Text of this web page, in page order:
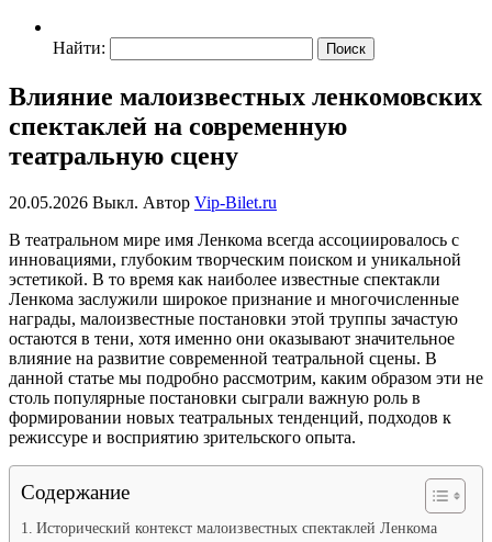
Найти:
Влияние малоизвестных ленкомовских
спектаклей на современную
театральную сцену
20.05.2026 Выкл. Автор Vip-Bilet.ru
В театральном мире имя Ленкома всегда ассоциировалось с
инновациями, глубоким творческим поиском и уникальной
эстетикой. В то время как наиболее известные спектакли
Ленкома заслужили широкое признание и многочисленные
награды, малоизвестные постановки этой труппы зачастую
остаются в тени, хотя именно они оказывают значительное
влияние на развитие современной театральной сцены. В
данной статье мы подробно рассмотрим, каким образом эти не
столь популярные постановки сыграли важную роль в
формировании новых театральных тенденций, подходов к
режиссуре и восприятию зрительского опыта.
Содержание
Исторический контекст малоизвестных спектаклей Ленкома